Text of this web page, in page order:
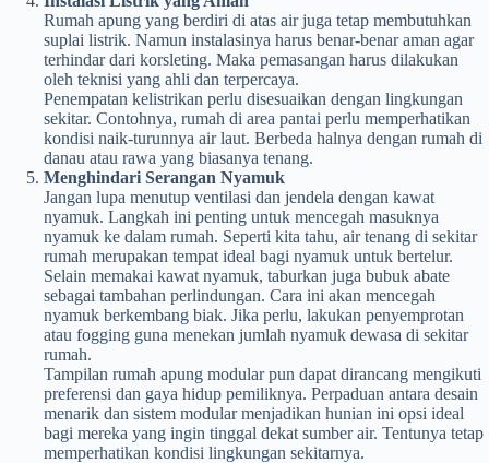
Rumah apung yang berdiri di atas air juga tetap membutuhkan
suplai listrik. Namun instalasinya harus benar-benar aman agar
terhindar dari korsleting. Maka pemasangan harus dilakukan
oleh teknisi yang ahli dan terpercaya.
Penempatan kelistrikan perlu disesuaikan dengan lingkungan
sekitar. Contohnya, rumah di area pantai perlu memperhatikan
kondisi naik-turunnya air laut. Berbeda halnya dengan rumah di
danau atau rawa yang biasanya tenang.
Menghindari Serangan Nyamuk
Jangan lupa menutup ventilasi dan jendela dengan kawat
nyamuk. Langkah ini penting untuk mencegah masuknya
nyamuk ke dalam rumah. Seperti kita tahu, air tenang di sekitar
rumah merupakan tempat ideal bagi nyamuk untuk bertelur.
Selain memakai kawat nyamuk, taburkan juga bubuk abate
sebagai tambahan perlindungan. Cara ini akan mencegah
nyamuk berkembang biak. Jika perlu, lakukan penyemprotan
atau fogging guna menekan jumlah nyamuk dewasa di sekitar
rumah.
Tampilan rumah apung modular pun dapat dirancang mengikuti
preferensi dan gaya hidup pemiliknya. Perpaduan antara desain
menarik dan sistem modular menjadikan hunian ini opsi ideal
bagi mereka yang ingin tinggal dekat sumber air. Tentunya tetap
memperhatikan kondisi lingkungan sekitarnya.